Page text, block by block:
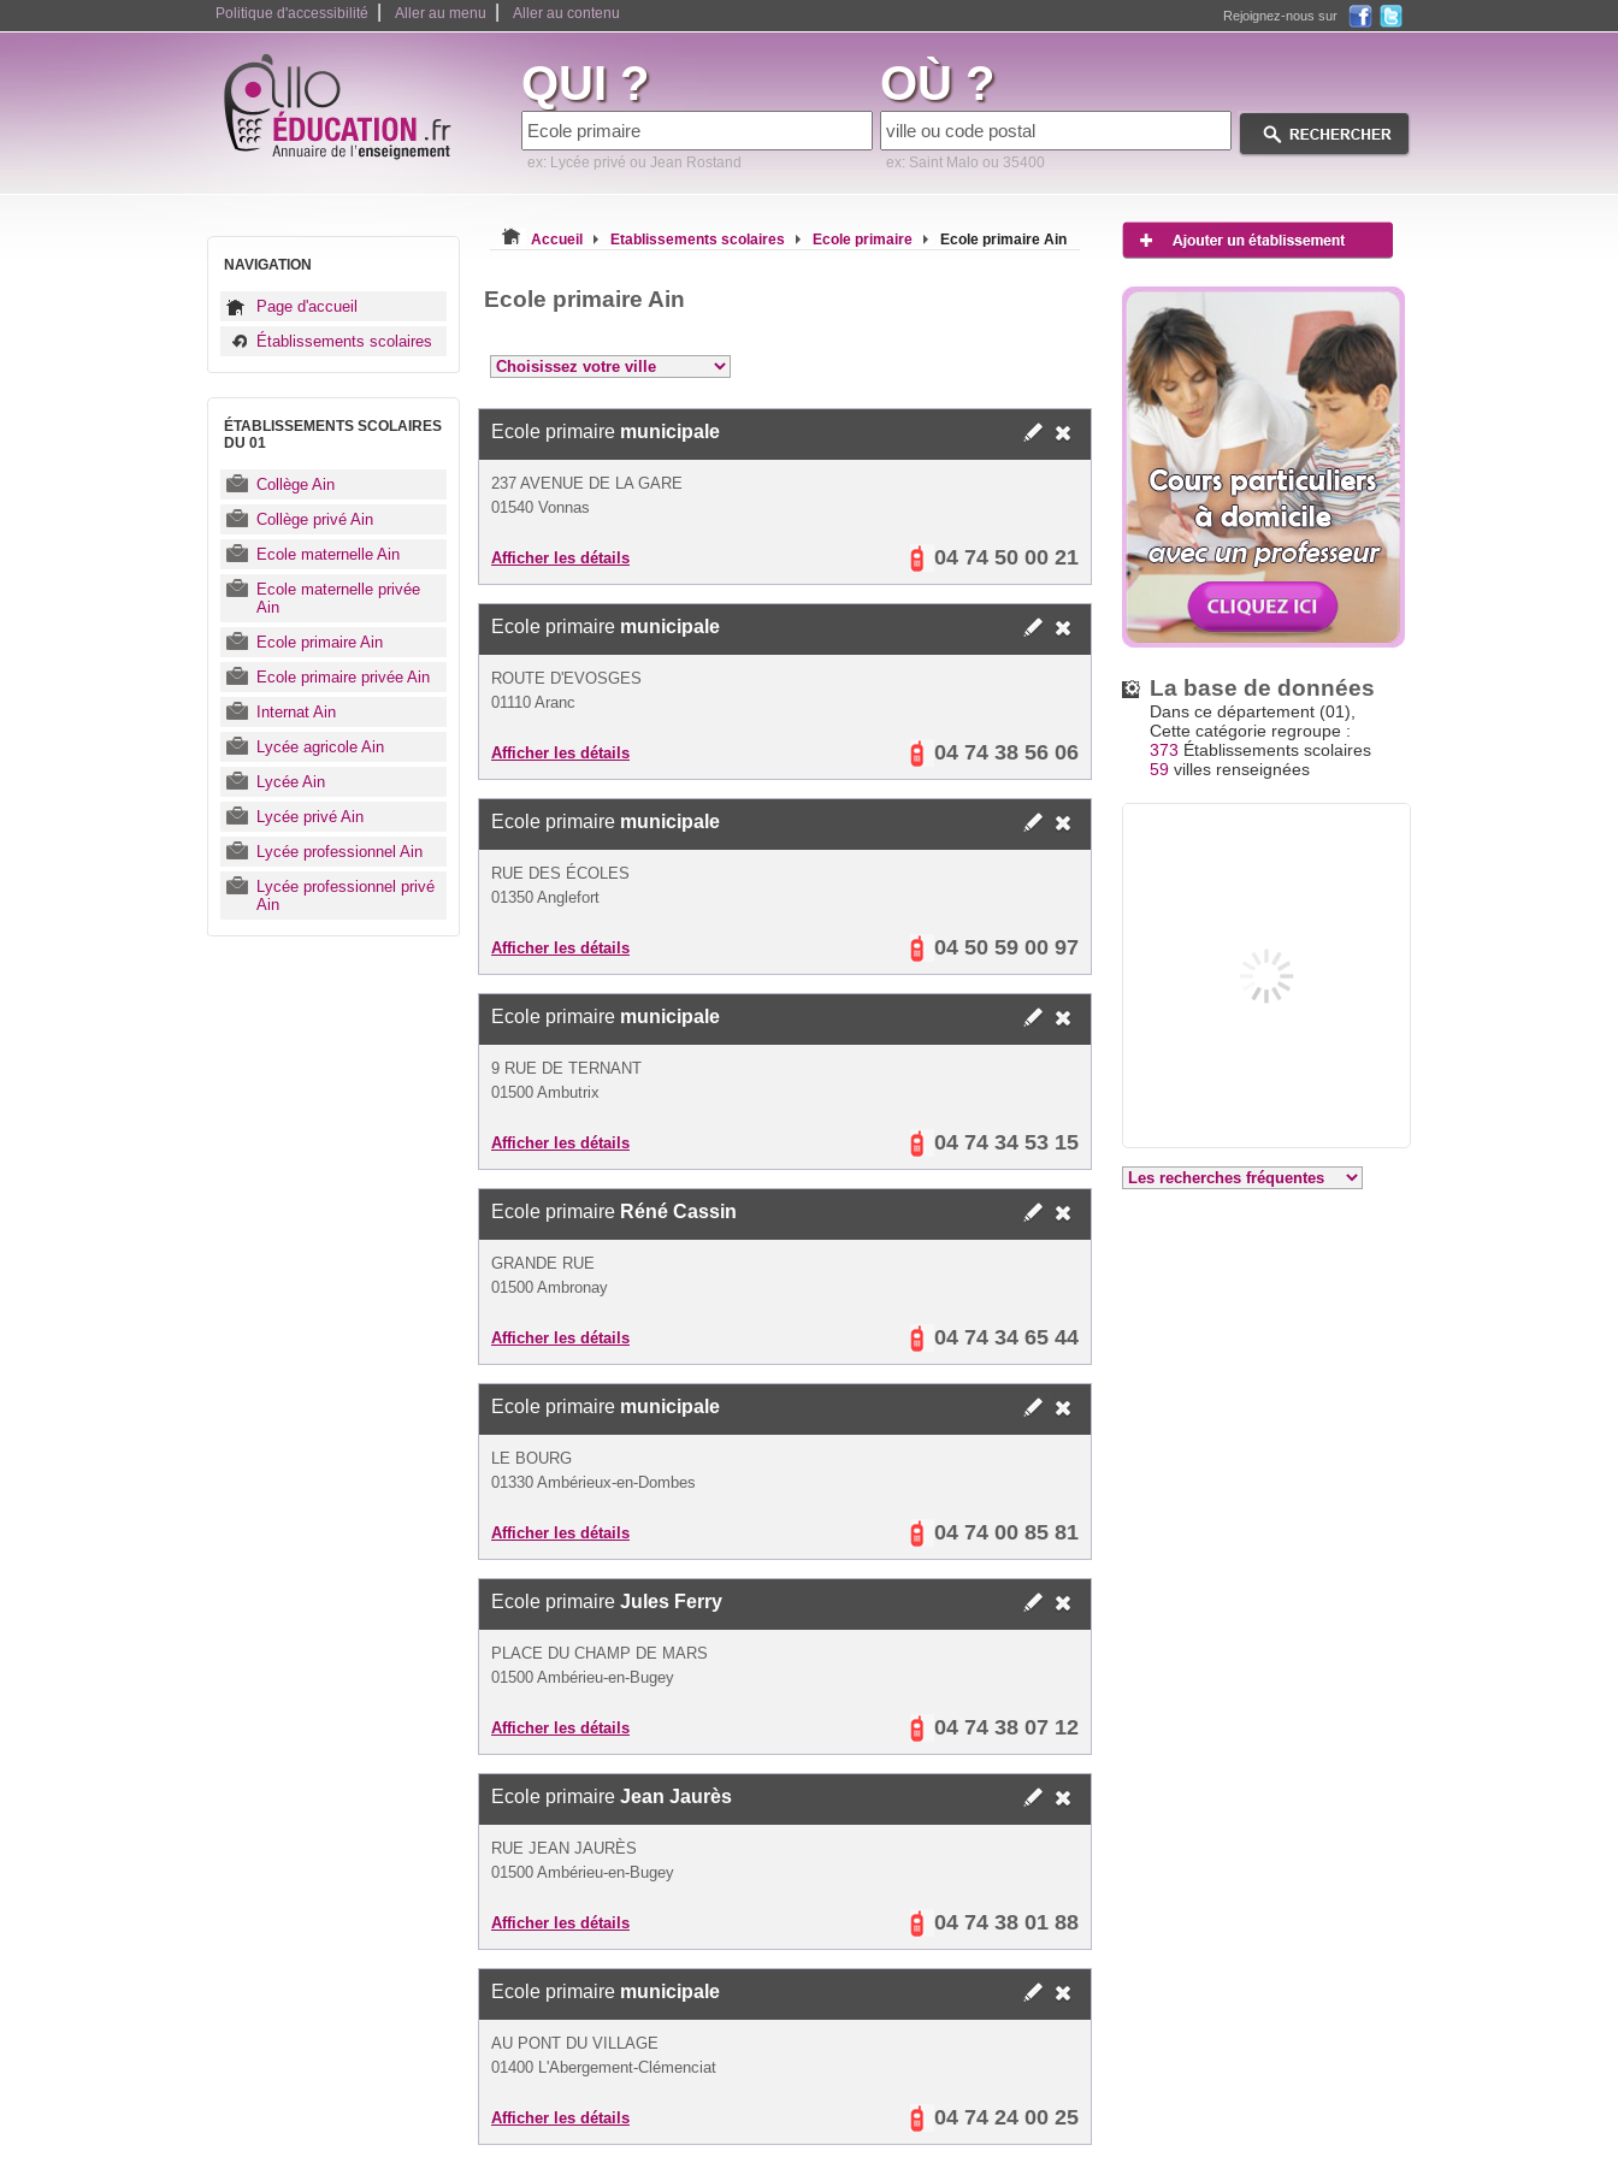
Politique d'accessibilité Aller au menu Aller au contenu Rejoignez-nous sur
QUI ?
ex: Lycée privé ou Jean Rostand
OÙ ?
ex: Saint Malo ou 35400
NAVIGATION
Page d'accueil
Établissements scolaires
ÉTABLISSEMENTS SCOLAIRES
DU 01
Collège Ain
Collège privé Ain
Ecole maternelle Ain
Ecole maternelle privée
Ain
Ecole primaire Ain
Ecole primaire privée Ain
Internat Ain
Lycée agricole Ain
Lycée Ain
Lycée privé Ain
Lycée professionnel Ain
Lycée professionnel privé
Ain
Accueil Etablissements scolaires Ecole primaire Ecole primaire Ain
Ecole primaire Ain
Ecole primaire municipale
237 AVENUE DE LA GARE
01540 Vonnas
Afficher les détails 04 74 50 00 21
Ecole primaire municipale
ROUTE D'EVOSGES
01110 Aranc
Afficher les détails 04 74 38 56 06
Ecole primaire municipale
RUE DES ÉCOLES
01350 Anglefort
Afficher les détails 04 50 59 00 97
Ecole primaire municipale
9 RUE DE TERNANT
01500 Ambutrix
Afficher les détails 04 74 34 53 15
Ecole primaire Réné Cassin
GRANDE RUE
01500 Ambronay
Afficher les détails 04 74 34 65 44
Ecole primaire municipale
LE BOURG
01330 Ambérieux-en-Dombes
Afficher les détails 04 74 00 85 81
Ecole primaire Jules Ferry
PLACE DU CHAMP DE MARS
01500 Ambérieu-en-Bugey
Afficher les détails 04 74 38 07 12
Ecole primaire Jean Jaurès
RUE JEAN JAURÈS
01500 Ambérieu-en-Bugey
Afficher les détails 04 74 38 01 88
Ecole primaire municipale
AU PONT DU VILLAGE
01400 L'Abergement-Clémenciat
Afficher les détails 04 74 24 00 25
La base de données
Dans ce département (01),
Cette catégorie regroupe :
373 Établissements scolaires
59 villes renseignées